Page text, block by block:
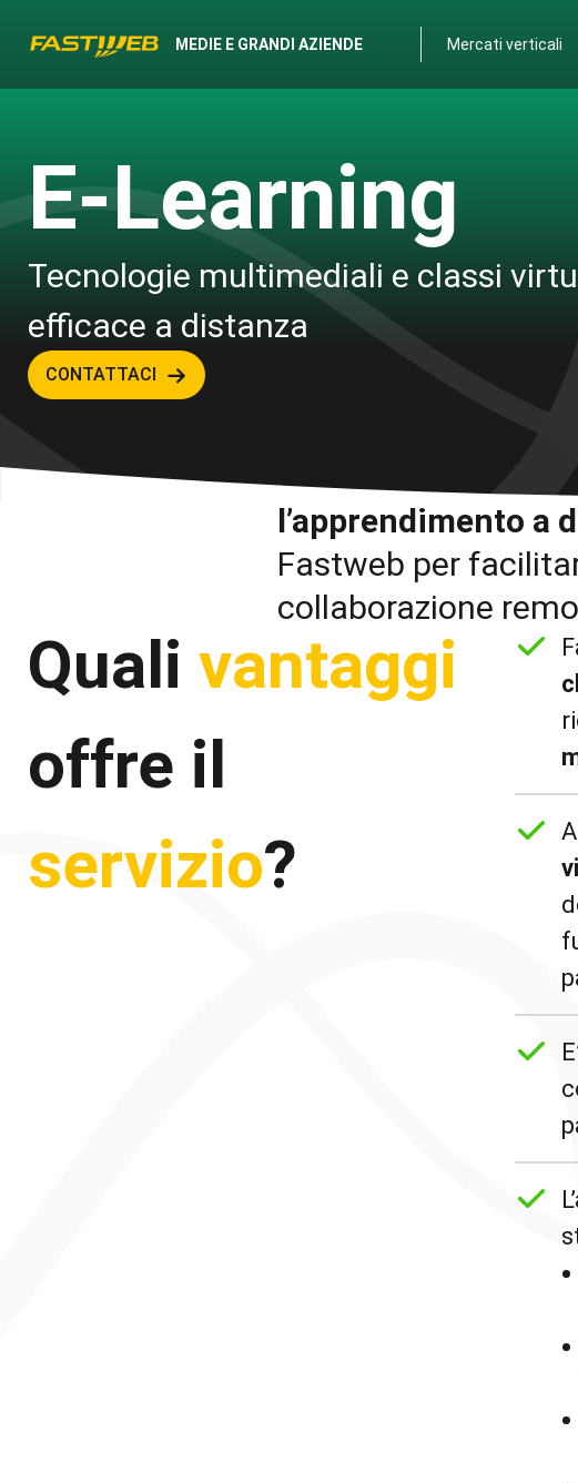
MEDIE E GRANDI AZIENDE Mercati verticali
E-Learning
Tecnologie multimediali e classi
efficace a distanza
CONTATTACI
E-LEARNING è una
l’apprendimento a
Fastweb per
collaborazione
Quali vantaggi
offre il
servizio?